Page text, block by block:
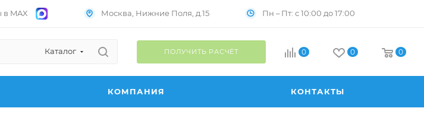
MAX Москва, Нижние Поля, д.15 Пн – Пт: с 10:00 до 17:00
Каталог ПОЛУЧИТЬ РАСЧЁТ 0 0 0
КОМПАНИЯ КОНТАКТЫ